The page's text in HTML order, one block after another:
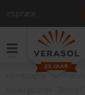
Inspiratie
Homepagina
Plan